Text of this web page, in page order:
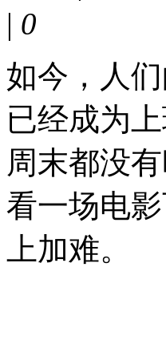
| 0
如今，人
已经成为
周末都没
看一场电
上加难。